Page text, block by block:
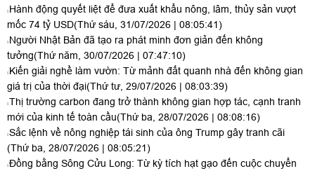
Hành động quyết liệt để đưa xuất khẩu nông, lâm, thủy sản vượt
mốc 74 tỷ USD(Thứ sáu, 31/07/2026 | 08:05:41)
Người Nhật Bản đã tạo ra phát minh đơn giản đến không
tưởng(Thứ năm, 30/07/2026 | 07:47:10)
Kiến giải nghề làm vườn: Từ mảnh đất quanh nhà đến không gian
giá trị của thời đại(Thứ tư, 29/07/2026 | 08:03:39)
Thị trường carbon đang trở thành không gian hợp tác, cạnh tranh
mới của kinh tế toàn cầu(Thứ ba, 28/07/2026 | 08:08:16)
Sắc lệnh về nông nghiệp tái sinh của ông Trump gây tranh cãi
(Thứ ba, 28/07/2026 | 08:05:21)
Đồng bằng Sông Cửu Long: Từ kỳ tích hạt gạo đến cuộc chuyển